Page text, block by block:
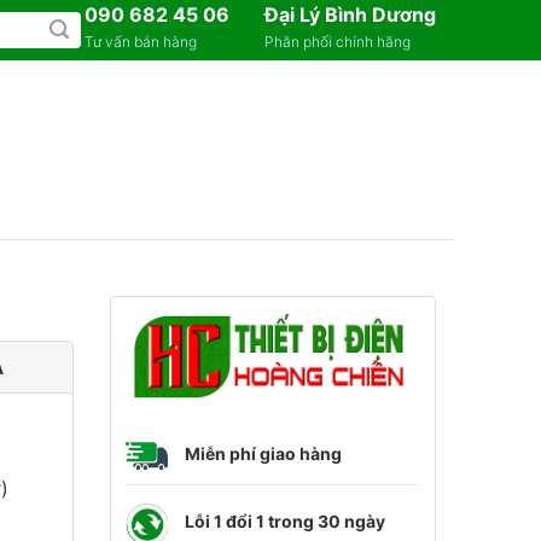
090 682 45 06
Tư vấn bán hàng
Đại Lý Bình Dương
Phân phối chính hãng
Miễn phí giao hàng
Lỗi 1 đổi 1 trong 30 ngày